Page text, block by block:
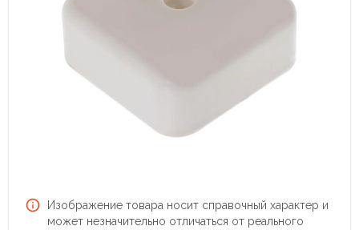
Изображение товара носит справочный характер и
может незначительно отличаться от реального